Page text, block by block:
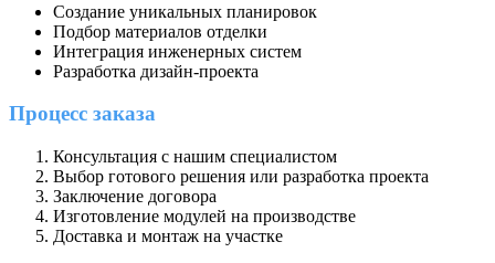
Создание уникальных планировок
Подбор материалов отделки
Интеграция инженерных систем
Разработка дизайн-проекта
Процесс заказа
Консультация с нашим специалистом
Выбор готового решения или разработка проекта
Заключение договора
Изготовление модулей на производстве
Доставка и монтаж на участке